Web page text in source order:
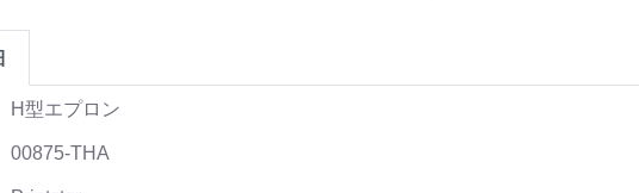
H型エプロン
00875-THA